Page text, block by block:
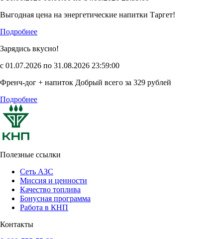
Выгодная цена на энергетические напитки Таргет!
Подробнее
Зарядись вкусно!
с 01.07.2026 по 31.08.2026 23:59:00
Френч-дог + напиток Добрый всего за 329 рублей
Подробнее
Полезные ссылки
Сеть АЗС
Миссия и ценности
Качество топлива
Бонусная программа
Работа в КНП
Контакты